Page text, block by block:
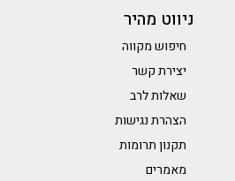
ניווט מהיר
חיפוש מקווה
יצירת קשר
שאלות לרב
הצהרת נגישות
תקנון תרומות
מאמרים